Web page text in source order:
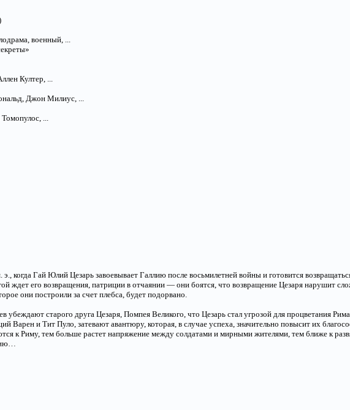
военный, ...
Култер, ...
Джон Милиус, ...
...
э., когда Гай Юлий Цезарь завоевывает Галлию после восьмилетней войны и готовится
ждет его возвращения, патриции в отчаянии — они боятся, что возвращение Цезаря нарушит
они построили за счет плебса, будет подорвано.
убеждают старого друга Цезаря, Помпея Великого, что Цезарь стал угрозой для процветания
Варен и Тит Пуло, затевают авантюру, которая, в случае успеха, значительно повысит их
к Риму, тем больше растет напряжение между солдатами и мирными жителями, тем ближе к